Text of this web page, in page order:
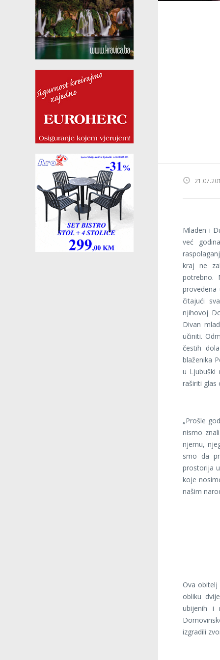
Mladen i
već
kraj ne
potrebno.
čitajući
njihovoj
Divan
učiniti.
čestih
blaženika
u Ljubuški
raširiti glas
„Prošle
nismo
njemu,
smo da
prostorija
koje
našim
Ova obitelj
obliku
ubijenih i
izgradili